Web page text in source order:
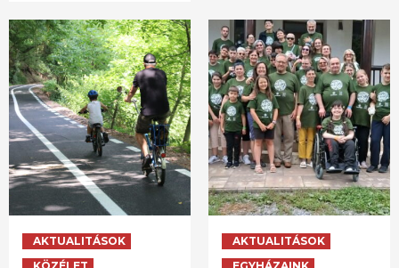
AKTUALITÁSOK
AKTUALITÁSOK